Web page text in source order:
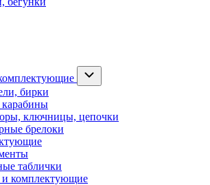
бирки
карабины
ключницы, цепочки
брелоки
таблички
комплектующие